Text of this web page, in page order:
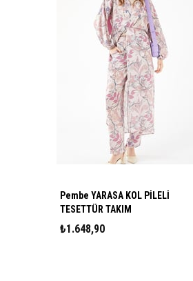
Pembe YARASA KOL PİLELİ
TESETTÜR TAKIM
₺1.648,90